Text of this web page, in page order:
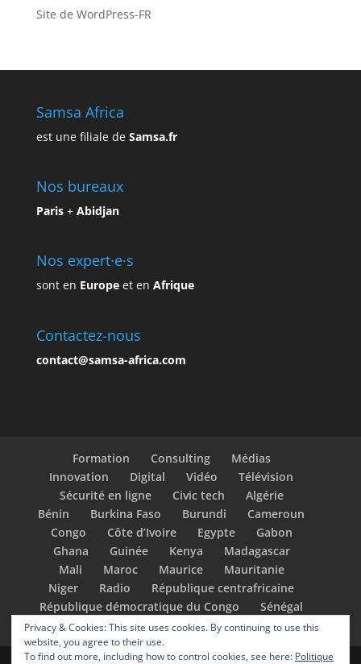
Site de WordPress-FR
Samsa Africa
est une filiale de Samsa.fr
Nos bureaux
Paris+ Abidjan
Nos expert·e·s
sont en Europeet en Afrique
Contactez-nous
contact@samsa-africa.com
Formation Consulting
Médias
Innovation
Digital Vidéo
Télévision
Sécurité en ligne
Civic tech
Algérie
Bénin
Burkina Faso Burundi
Cameroun
Congo
Côte d’Ivoire Egypte
Gabon
Ghana
Guinée Kenya
Madagascar
Mali
Maroc Maurice
Mauritanie
Niger
Radio
République centrafricaine
République démocratique du Congo
Sénégal
Tchad
Togo Tunisie
Privacy & Cookies: This site uses cookies. By continuing to use this
website, you agree to their use.
To find out more, including how to control cookies, see here: Politique